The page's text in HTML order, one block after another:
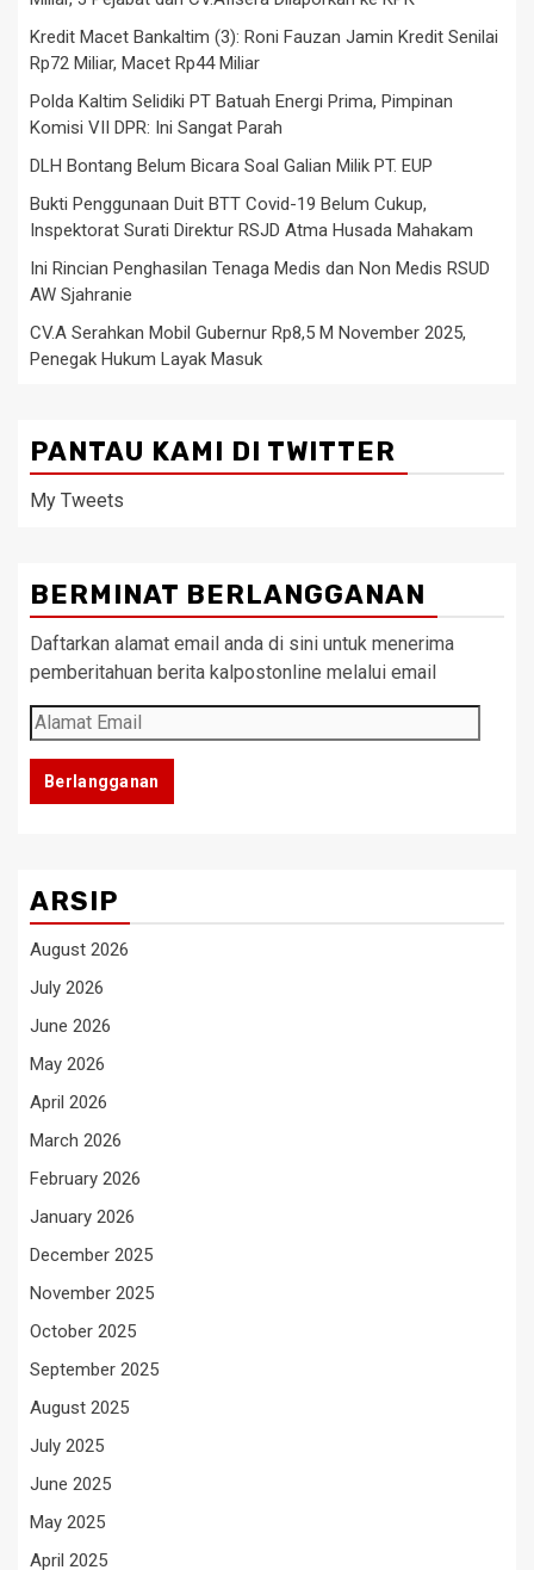
Kredit Macet Bankaltim (3): Roni Fauzan Jamin Kredit Senilai
Rp72 Miliar, Macet Rp44 Miliar
Polda Kaltim Selidiki PT Batuah Energi Prima, Pimpinan
Komisi VII DPR: Ini Sangat Parah
DLH Bontang Belum Bicara Soal Galian Milik PT. EUP
Bukti Penggunaan Duit BTT Covid-19 Belum Cukup,
Inspektorat Surati Direktur RSJD Atma Husada Mahakam
Ini Rincian Penghasilan Tenaga Medis dan Non Medis RSUD
AW Sjahranie
CV.A Serahkan Mobil Gubernur Rp8,5 M November 2025,
Penegak Hukum Layak Masuk
PANTAU KAMI DI TWITTER
My Tweets
BERMINAT BERLANGGANAN
Daftarkan alamat email anda di sini untuk menerima
pemberitahuan berita kalpostonline melalui email
Alamat
Email
Berlangganan
ARSIP
August 2026
July 2026
June 2026
May 2026
April 2026
March 2026
February 2026
January 2026
December 2025
November 2025
October 2025
September 2025
August 2025
July 2025
June 2025
May 2025
April 2025